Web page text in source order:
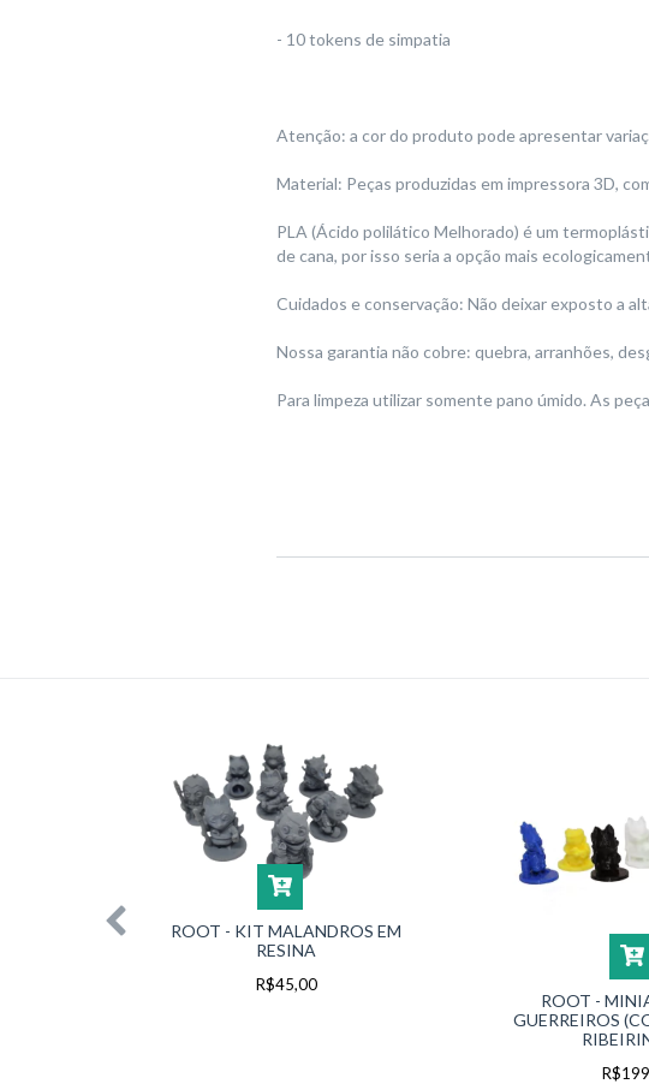
- 10 tokens de simpatia
Atenção: a cor do produto pode apresentar
Material: Peças produzidas em impressora 3D,
PLA (Ácido polilático Melhorado) é um
de cana, por isso seria a opção mais
Cuidados e conservação: Não deixar exposto a
Nossa garantia não cobre: quebra, arranhões,
Para limpeza utilizar somente pano úmido. As
ROOT - KIT MALANDROS EM
RESINA
R$45,00
ROOT -
GUERREIROS